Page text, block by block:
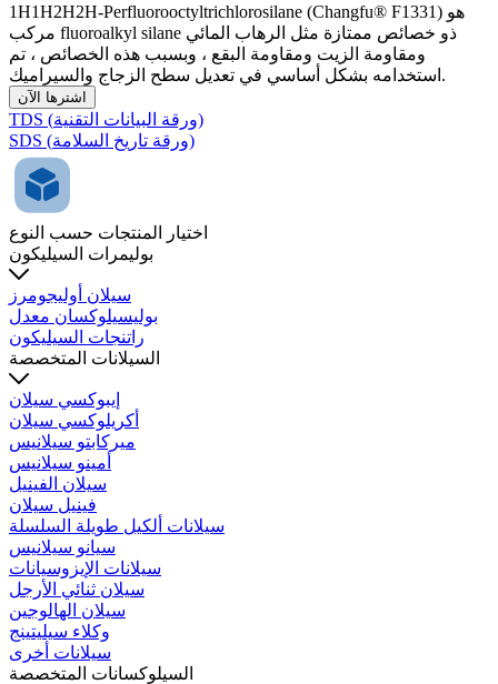
1H1H2H2H-Perfluorooctyltrichlorosilane (Changfu® F1331) هو
مركب fluoroalkyl silane ذو خصائص ممتازة مثل الرهاب المائي
ومقاومة الزيت ومقاومة البقع ، وبسبب هذه الخصائص ، تم
استخدامه بشكل أساسي في تعديل سطح الزجاج والسيراميك.
اشترها الآن
TDS (ورقة البيانات التقنية)
SDS (ورقة تاريخ السلامة)
اختيار المنتجات حسب النوع
بوليمرات السيليكون
سيلان أوليجومرز
بوليسيلوكسان معدل
راتنجات السيليكون
السيلانات المتخصصة
إيبوكسي سيلان
أكريلوكسي سيلان
ميركابتو سيلانيس
أمينو سيلانيس
سيلان الفينيل
فينيل سيلان
سيلانات ألكيل طويلة السلسلة
سيانو سيلانيس
سيلانات الإيزوسيانات
سيلان ثنائي الأرجل
سيلان الهالوجين
وكلاء سيليتينج
سيلانات أخرى
السيلوكسانات المتخصصة